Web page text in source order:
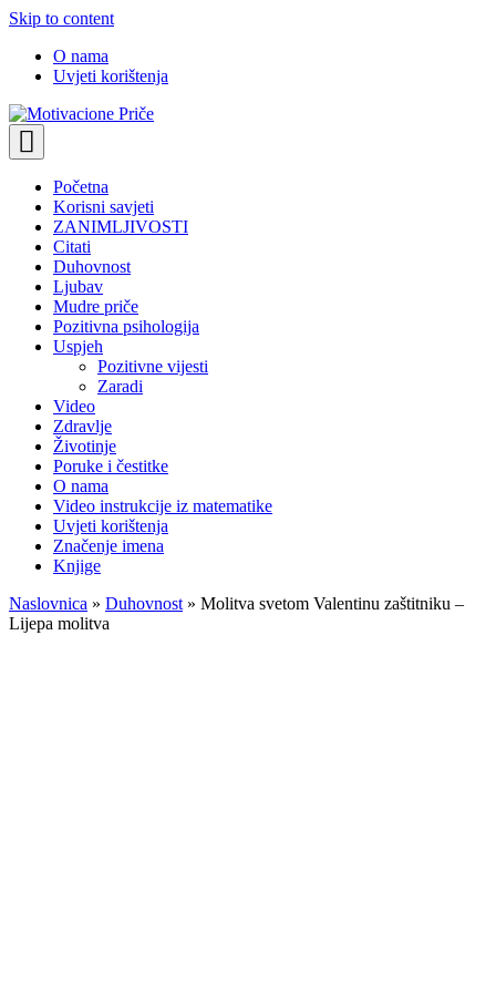
Skip to content
O nama
Uvjeti korištenja
Motivacione Priče
Mudre priče o životu i poučne priče o životu
Početna
Korisni savjeti
ZANIMLJIVOSTI
Citati
Duhovnost
Ljubav
Mudre priče
Pozitivna psihologija
Uspjeh
Pozitivne vijesti
Zaradi
Video
Zdravlje
Životinje
Poruke i čestitke
O nama
Video instrukcije iz matematike
Uvjeti korištenja
Značenje imena
Knjige
Naslovnica » Duhovnost » Molitva svetom Valentinu zaštitniku –
Lijepa molitva